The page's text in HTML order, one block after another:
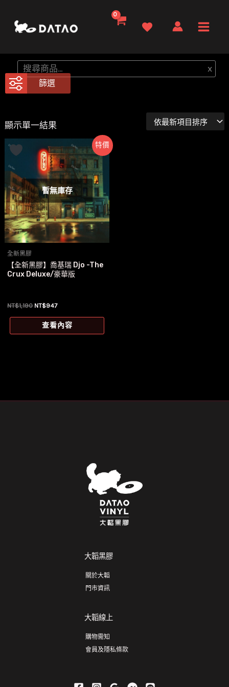
要
內
Menu
搜
尋
x
篩選
顯示單一結果
特價
暫無庫存
全新黑膠
【全新黑膠】喬基瑞 Djo -The
Crux Deluxe/豪華版
NT$1,190 原
格：
NT$947目
價
格：
查看內容
大韜黑膠
關於大韜
門市資訊
大韜線上
購物需知
會員及隱私條款